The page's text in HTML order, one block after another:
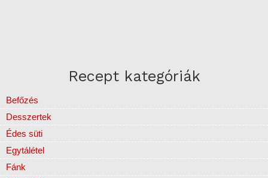
Recept kategóriák
Befőzés
Desszertek
Édes süti
Egytálétel
Fánk